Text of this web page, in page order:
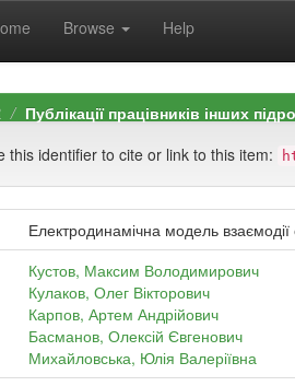
Browse Help
Публікації працівників інших
this identifier to cite or link to this item:
Електродинамічна модель
Кустов, Максим Володимирович
Кулаков, Олег Вікторович
Карпов, Артем Андрійович
Басманов, Олексій Євгенович
Михайловська, Юлія Валеріївна